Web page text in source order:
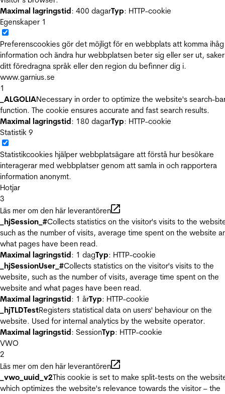
Maximal lagringstid: 400 dagarTyp: HTTP-cookie
Egenskaper 1
Preferenscookies gör det möjligt för en webbplats att komma ihåg
information och ändra hur webbplatsen beter sig eller ser ut,
ditt föredragna språk eller den region du befinner dig i.
www.garnius.se
1
_ALGOLIANecessary in order to optimize the website's search-
function. The cookie ensures accurate and fast search results.
Maximal lagringstid: 180 dagarTyp: HTTP-cookie
Statistik 9
Statistikcookies hjälper webbplatsägare att förstå hur besökare
interagerar med webbplatser genom att samla in och rapportera
information anonymt.
Hotjar
3
Läs mer om den här leverantören
_hjSession_#Collects statistics on the visitor's visits to the
such as the number of visits, average time spent on the website
what pages have been read.
Maximal lagringstid: 1 dagTyp: HTTP-cookie
_hjSessionUser_#Collects statistics on the visitor's visits to the
website, such as the number of visits, average time spent on the
website and what pages have been read.
Maximal lagringstid: 1 årTyp: HTTP-cookie
_hjTLDTestRegisters statistical data on users' behaviour on the
website. Used for internal analytics by the website operator.
Maximal lagringstid: SessionTyp: HTTP-cookie
VWO
2
Läs mer om den här leverantören
_vwo_uuid_v2This cookie is set to make split-tests on the
which optimizes the website's relevance towards the visitor – the